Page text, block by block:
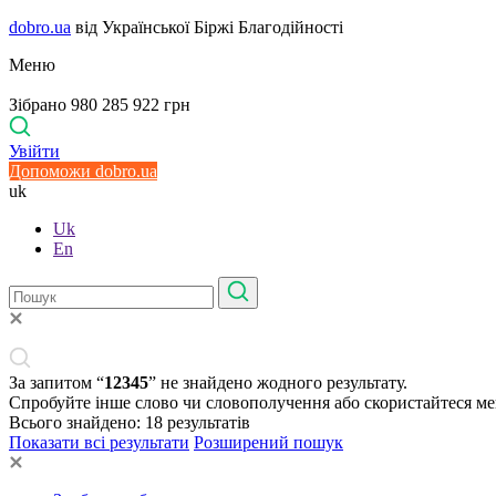
dobro.ua від Української Біржі Благодійності
Меню
Зібрано 980 285 922 грн
Увійти
Допоможи dobro.ua
uk
Uk
En
За запитом “12345” не знайдено жодного результату.
Спробуйте інше слово чи словополучення або скористайтеся
Всього знайдено: 18 результатів
Показати всі результати Розширений пошук